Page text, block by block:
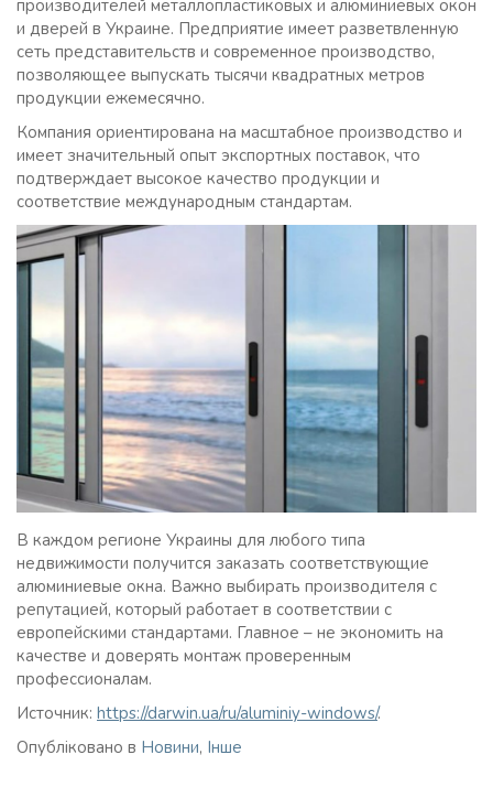
производителей металлопластиковых и алюминиевых окон
и дверей в Украине. Предприятие имеет разветвленную
сеть представительств и современное производство,
позволяющее выпускать тысячи квадратных метров
продукции ежемесячно.
Компания ориентирована на масштабное производство и
имеет значительный опыт экспортных поставок, что
подтверждает высокое качество продукции и
соответствие международным стандартам.
В каждом регионе Украины для любого типа
недвижимости получится заказать соответствующие
алюминиевые окна. Важно выбирать производителя с
репутацией, который работает в соответствии с
европейскими стандартами. Главное – не экономить на
качестве и доверять монтаж проверенным
профессионалам.
Источник: https://darwin.ua/ru/aluminiy-windows/.
Опубліковано в Новини, Інше